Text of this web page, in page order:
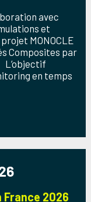
avec
et
MONOCLE
Composites par
L’objectif
en temps
France 2026